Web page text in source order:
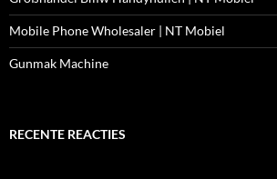
Mobile Phone Wholesaler | NT Mobiel
Gunmak Machine
RECENTE REACTIES